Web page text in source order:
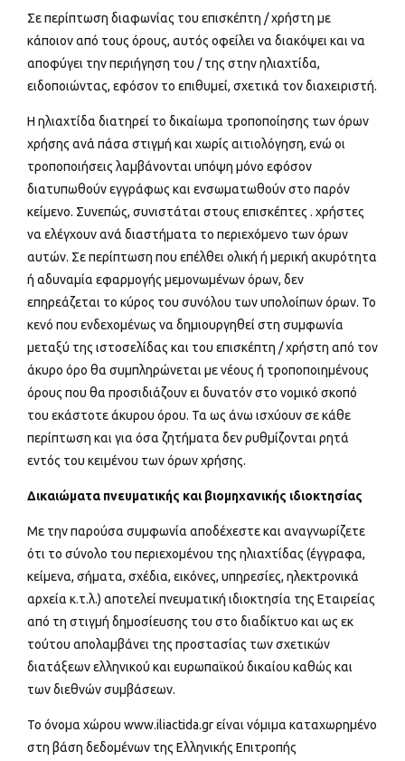
Σε περίπτωση διαφωνίας του επισκέπτη / χρήστη με
κάποιον από τους όρους, αυτός οφείλει να διακόψει και να
αποφύγει την περιήγηση του / της στην ηλιαχτίδα,
ειδοποιώντας, εφόσον το επιθυμεί, σχετικά τον διαχειριστή.
H ηλιαχτίδα διατηρεί το δικαίωμα τροποποίησης των όρων
χρήσης ανά πάσα στιγμή και χωρίς αιτιολόγηση, ενώ οι
τροποποιήσεις λαμβάνονται υπόψη μόνο εφόσον
διατυπωθούν εγγράφως και ενσωματωθούν στο παρόν
κείμενο. Συνεπώς, συνιστάται στους επισκέπτες . χρήστες
να ελέγχουν ανά διαστήματα το περιεχόμενο των όρων
αυτών. Σε περίπτωση που επέλθει ολική ή μερική ακυρότητα
ή αδυναμία εφαρμογής μεμονωμένων όρων, δεν
επηρεάζεται το κύρος του συνόλου των υπολοίπων όρων. Το
κενό που ενδεχομένως να δημιουργηθεί στη συμφωνία
μεταξύ της ιστοσελίδας και του επισκέπτη / χρήστη από τον
άκυρο όρο θα συμπληρώνεται με νέους ή τροποποιημένους
όρους που θα προσιδιάζουν ει δυνατόν στο νομικό σκοπό
του εκάστοτε άκυρου όρου. Τα ως άνω ισχύουν σε κάθε
περίπτωση και για όσα ζητήματα δεν ρυθμίζονται ρητά
εντός του κειμένου των όρων χρήσης.
Δικαιώματα πνευματικής και βιομηχανικής ιδιοκτησίας
Με την παρούσα συμφωνία αποδέχεστε και αναγνωρίζετε
ότι το σύνολο του περιεχομένου της ηλιαχτίδας (έγγραφα,
κείμενα, σήματα, σχέδια, εικόνες, υπηρεσίες, ηλεκτρονικά
αρχεία κ.τ.λ.) αποτελεί πνευματική ιδιοκτησία της Εταιρείας
από τη στιγμή δημοσίευσης του στο διαδίκτυο και ως εκ
τούτου απολαμβάνει της προστασίας των σχετικών
διατάξεων ελληνικού και ευρωπαϊκού δικαίου καθώς και
των διεθνών συμβάσεων.
Το όνομα χώρου www.iliactida.gr είναι νόμιμα καταχωρημένο
στη βάση δεδομένων της Ελληνικής Επιτροπής